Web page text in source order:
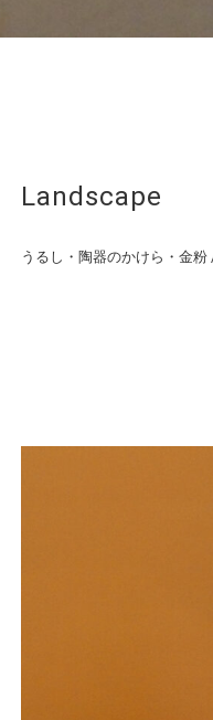
Landscape
うるし・陶器のかけら・金粉